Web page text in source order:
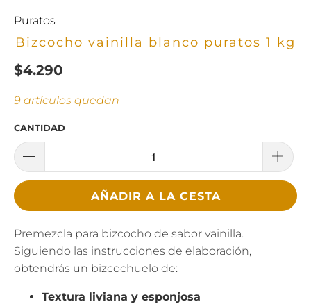
Puratos
Bizcocho vainilla blanco puratos 1 kg
$4.290
9 artículos quedan
CANTIDAD
AÑADIR A LA CESTA
Premezcla para bizcocho de sabor vainilla.
Siguiendo las instrucciones de elaboración,
obtendrás un bizcochuelo de:
Textura liviana y esponjosa